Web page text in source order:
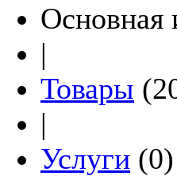
Основная
|
Товары
|
Услуги (0)